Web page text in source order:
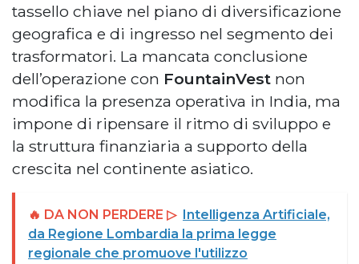
tassello chiave nel piano di diversificazione
geografica e di ingresso nel segmento dei
trasformatori. La mancata conclusione
dell’operazione con FountainVest non
modifica la presenza operativa in India, ma
impone di ripensare il ritmo di sviluppo e
la struttura finanziaria a supporto della
crescita nel continente asiatico.
🔥 DA NON PERDERE ▷ Intelligenza Artificiale,
da Regione Lombardia la prima legge
regionale che promuove l'utilizzo